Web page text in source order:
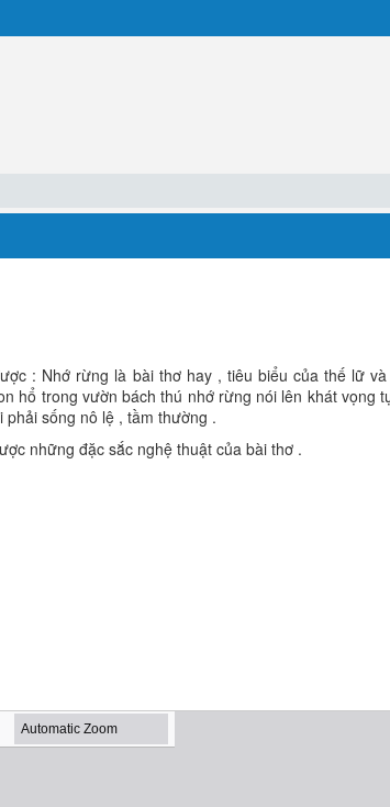
: Nhớ rừng là bài thơ hay , tiêu biểu của thế lữ
hổ trong vườn bách thú nhớ rừng nói lên khát vọng
phải sống nô lệ , tầm thường .
những đặc sắc nghệ thuật của bài thơ .